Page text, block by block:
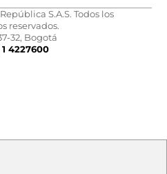
S.A.S. Todos los
reservados.
32, Bogotá
1 4227600